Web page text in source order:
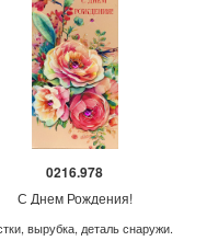
0216.978
С Днем Рождения!
вырубка, деталь снаружи.